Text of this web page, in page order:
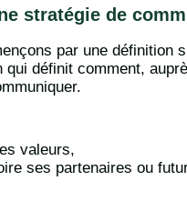
stratégie de
par une définition
qui définit comment,
valeurs,
ses partenaires ou